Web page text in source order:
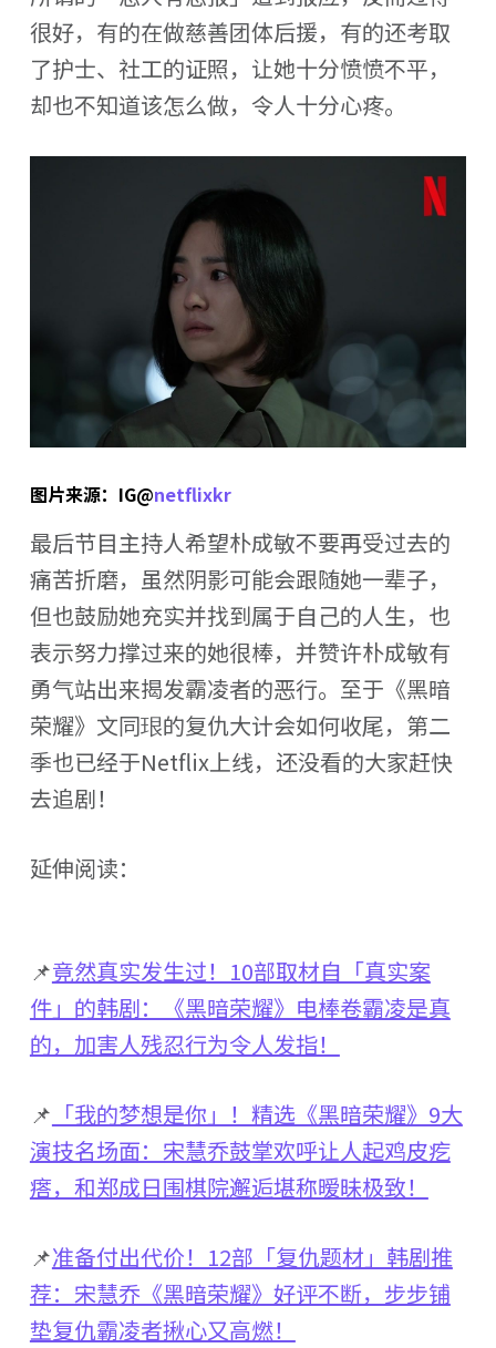
很好，有的在做慈善团体后援，有的还考取
了护士、社工的证照，让她十分愤愤不平，
却也不知道该怎么做，令人十分心疼。
图片来源：IG@netflixkr
最后节目主持人希望朴成敏不要再受过去的
痛苦折磨，虽然阴影可能会跟随她一辈子，
但也鼓励她充实并找到属于自己的人生，也
表示努力撑过来的她很棒，并赞许朴成敏有
勇气站出来揭发霸凌者的恶行。至于《黑暗
荣耀》文同珢的复仇大计会如何收尾，第二
季也已经于Netflix上线，还没看的大家赶快
去追剧！
延伸阅读：
📌竟然真实发生过！10部取材自「真实案
件」的韩剧：《黑暗荣耀》电棒卷霸凌是真
的，加害人残忍行为令人发指！
📌 「我的梦想是你」！精选《黑暗荣耀》9大
演技名场面：宋慧乔鼓掌欢呼让人起鸡皮疙
瘩，和郑成日围棋院邂逅堪称暧昧极致！
📌准备付出代价！12部「复仇题材」韩剧推
荐：宋慧乔《黑暗荣耀》好评不断，步步铺
垫复仇霸凌者揪心又高燃！